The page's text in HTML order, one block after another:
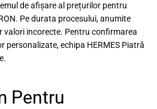
de afișare al prețurilor pentru
Pe durata procesului, anumite
valori incorecte. Pentru confirmarea
personalizate, echipa HERMES Piatră
Pentru